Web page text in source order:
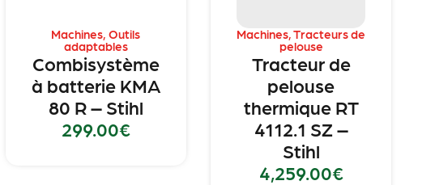
Machines,Outils
adaptables
Combisystème
à batterie KMA
80 R – Stihl
299.00€
Machines,Tracteurs de
pelouse
Tracteur de
pelouse
thermique RT
4112.1 SZ –
Stihl
4,259.00€